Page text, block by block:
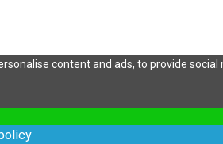
content and ads, to provide